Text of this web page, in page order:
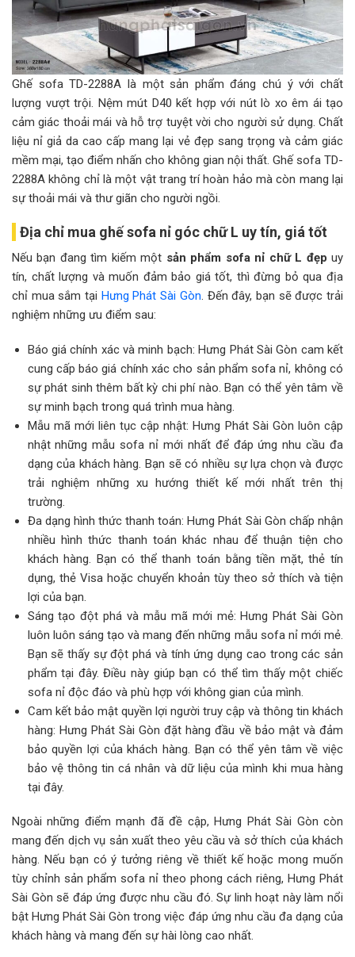
Ghế sofa TD-2288A là một sản phẩm đáng chú ý với chất
lượng vượt trội. Nệm mút D40 kết hợp với nút lò xo êm ái tạo
cảm giác thoải mái và hỗ trợ tuyệt vời cho người sử dụng. Chất
liệu nỉ giả da cao cấp mang lại vẻ đẹp sang trọng và cảm giác
mềm mại, tạo điểm nhấn cho không gian nội thất. Ghế sofa TD-
2288A không chỉ là một vật trang trí hoàn hảo mà còn mang lại
sự thoải mái và thư giãn cho người ngồi.
Địa chỉ mua ghế sofa nỉ góc chữ L uy tín, giá tốt
Nếu bạn đang tìm kiếm một sản phẩm sofa nỉ chữ L đẹp uy
tín, chất lượng và muốn đảm bảo giá tốt, thì đừng bỏ qua địa
chỉ mua sắm tại Hưng Phát Sài Gòn. Đến đây, bạn sẽ được trải
nghiệm những ưu điểm sau:
Báo giá chính xác và minh bạch: Hưng Phát Sài Gòn cam kết
cung cấp báo giá chính xác cho sản phẩm sofa nỉ, không có
sự phát sinh thêm bất kỳ chi phí nào. Bạn có thể yên tâm về
sự minh bạch trong quá trình mua hàng.
Mẫu mã mới liên tục cập nhật: Hưng Phát Sài Gòn luôn cập
nhật những mẫu sofa nỉ mới nhất để đáp ứng nhu cầu đa
dạng của khách hàng. Bạn sẽ có nhiều sự lựa chọn và được
trải nghiệm những xu hướng thiết kế mới nhất trên thị
trường.
Đa dạng hình thức thanh toán: Hưng Phát Sài Gòn chấp nhận
nhiều hình thức thanh toán khác nhau để thuận tiện cho
khách hàng. Bạn có thể thanh toán bằng tiền mặt, thẻ tín
dụng, thẻ Visa hoặc chuyển khoản tùy theo sở thích và tiện
lợi của bạn.
Sáng tạo đột phá và mẫu mã mới mẻ: Hưng Phát Sài Gòn
luôn luôn sáng tạo và mang đến những mẫu sofa nỉ mới mẻ.
Bạn sẽ thấy sự đột phá và tính ứng dụng cao trong các sản
phẩm tại đây. Điều này giúp bạn có thể tìm thấy một chiếc
sofa nỉ độc đáo và phù hợp với không gian của mình.
Cam kết bảo mật quyền lợi người truy cập và thông tin khách
hàng: Hưng Phát Sài Gòn đặt hàng đầu về bảo mật và đảm
bảo quyền lợi của khách hàng. Bạn có thể yên tâm về việc
bảo vệ thông tin cá nhân và dữ liệu của mình khi mua hàng
tại đây.
Ngoài những điểm mạnh đã đề cập, Hưng Phát Sài Gòn còn
mang đến dịch vụ sản xuất theo yêu cầu và sở thích của khách
hàng. Nếu bạn có ý tưởng riêng về thiết kế hoặc mong muốn
tùy chỉnh sản phẩm sofa nỉ theo phong cách riêng, Hưng Phát
Sài Gòn sẽ đáp ứng được nhu cầu đó. Sự linh hoạt này làm nổi
bật Hưng Phát Sài Gòn trong việc đáp ứng nhu cầu đa dạng của
khách hàng và mang đến sự hài lòng cao nhất.